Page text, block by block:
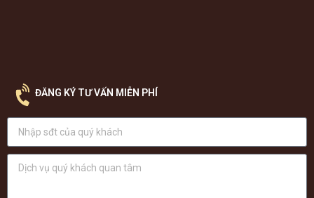
ĐĂNG KÝ TƯ VẤN MIỄN PHÍ